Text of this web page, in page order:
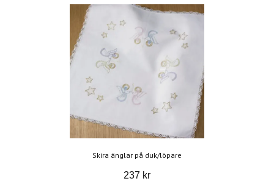
Skira änglar på duk/löpare
237 kr